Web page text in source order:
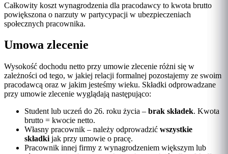
Całkowity koszt wynagrodzenia dla pracodawcy to kwota brutto
powiększona o narzuty w partycypacji w ubezpieczeniach
społecznych pracownika.
Umowa zlecenie
Wysokość dochodu netto przy umowie zlecenie różni się w
zależności od tego, w jakiej relacji formalnej pozostajemy ze swoim
pracodawcą oraz w jakim jesteśmy wieku. Składki odprowadzane
przy umowie zlecenie wyglądają następująco:
Student lub uczeń do 26. roku życia – brak składek. Kwota
brutto = kwocie netto.
Własny pracownik – należy odprowadzić wszystkie
składki jak przy umowie o pracę.
Pracownik innej firmy z wynagrodzeniem większym lub